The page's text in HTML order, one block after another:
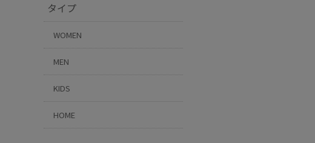
タイプ
WOMEN
MEN
KIDS
HOME